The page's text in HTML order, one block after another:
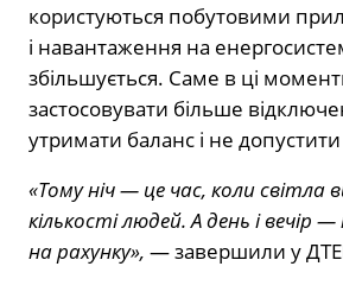
користуються побутовими
і навантаження на
збільшується. Саме в ці
застосовувати більше
утримати баланс і не допустити
«Тому ніч — це час, коли світла
кількості людей. А день і вечір
на рахунку», — завершили у